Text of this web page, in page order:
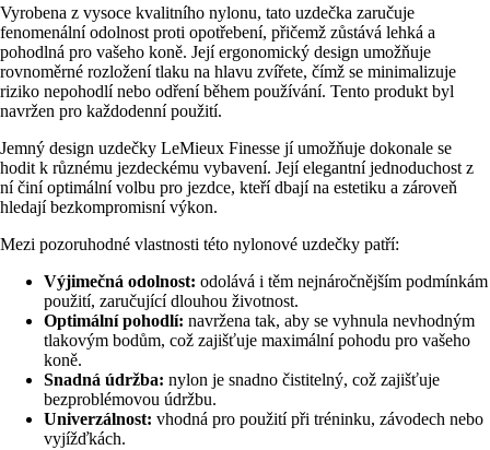
Vyrobena z vysoce kvalitního nylonu, tato uzdečka zaručuje
fenomenální odolnost proti opotřebení, přičemž zůstává lehká a
pohodlná pro vašeho koně. Její ergonomický design umožňuje
rovnoměrné rozložení tlaku na hlavu zvířete, čímž se minimalizuje
riziko nepohodlí nebo odření během používání. Tento produkt byl
navržen pro každodenní použití.
Jemný design uzdečky LeMieux Finesse jí umožňuje dokonale se
hodit k různému jezdeckému vybavení. Její elegantní jednoduchost z
ní činí optimální volbu pro jezdce, kteří dbají na estetiku a zároveň
hledají bezkompromisní výkon.
Mezi pozoruhodné vlastnosti této nylonové uzdečky patří:
Výjimečná odolnost: odolává i těm nejnáročnějším podmínkám
použití, zaručující dlouhou životnost.
Optimální pohodlí: navržena tak, aby se vyhnula nevhodným
tlakovým bodům, což zajišťuje maximální pohodu pro vašeho
koně.
Snadná údržba: nylon je snadno čistitelný, což zajišťuje
bezproblémovou údržbu.
Univerzálnost: vhodná pro použití při tréninku, závodech nebo
vyjížďkách.